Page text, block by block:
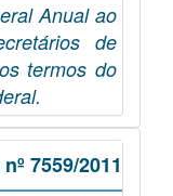
Anual ao
de
termos do
7559/2011